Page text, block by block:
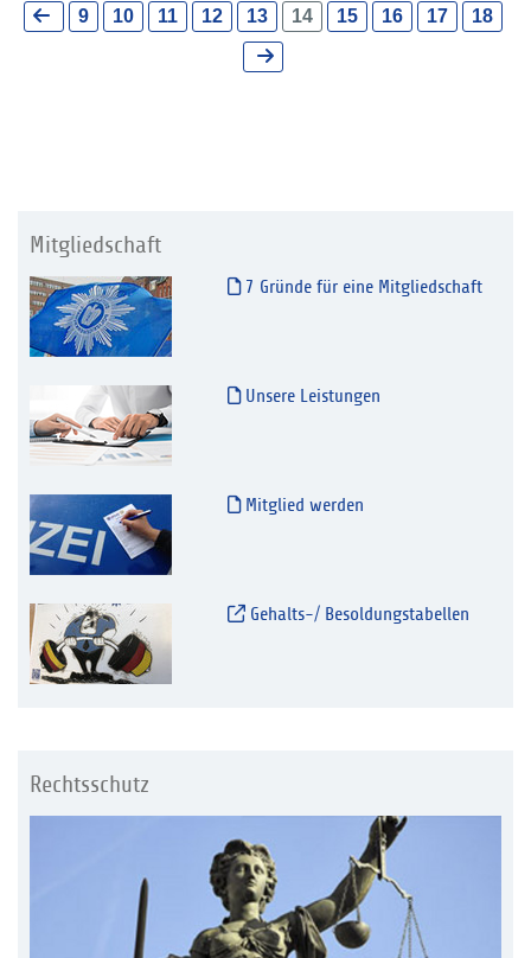
9 10 11 12 13 14 15 16 17 18
Mitgliedschaft
7 Gründe für eine Mitgliedschaft
Unsere Leistungen
Mitglied werden
Gehalts-/ Besoldungstabellen
Rechtsschutz